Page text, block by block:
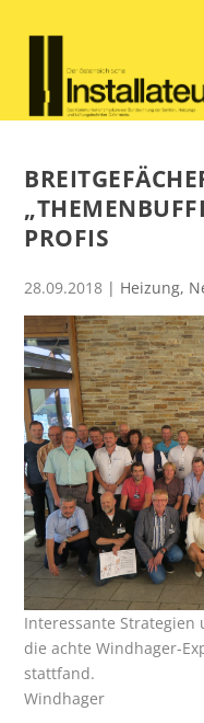
PROFIS
28.09.2018 | Heizung,
Interessante Strategien
die achte Windhager-
stattfand.
Windhager